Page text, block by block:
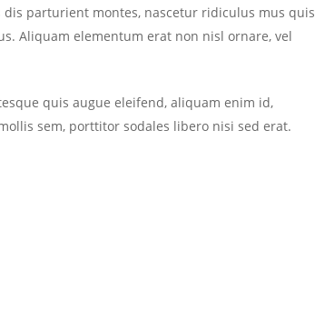
parturient montes, nascetur ridiculus mus quis
Aliquam elementum erat non nisl ornare, vel
quis augue eleifend, aliquam enim id,
sem, porttitor sodales libero nisi sed erat.